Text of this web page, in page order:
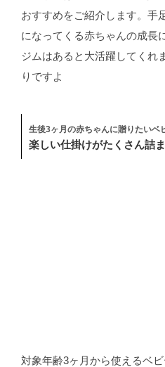
おすすめをご紹介します。手
になってくる赤ちゃんの成長
ジムはあると大活躍してくれ
りですよ
生後3ヶ月の赤ちゃんに贈りたいベ
楽しい仕掛けがたくさん詰
対象年齢3ヶ月から使えるベ